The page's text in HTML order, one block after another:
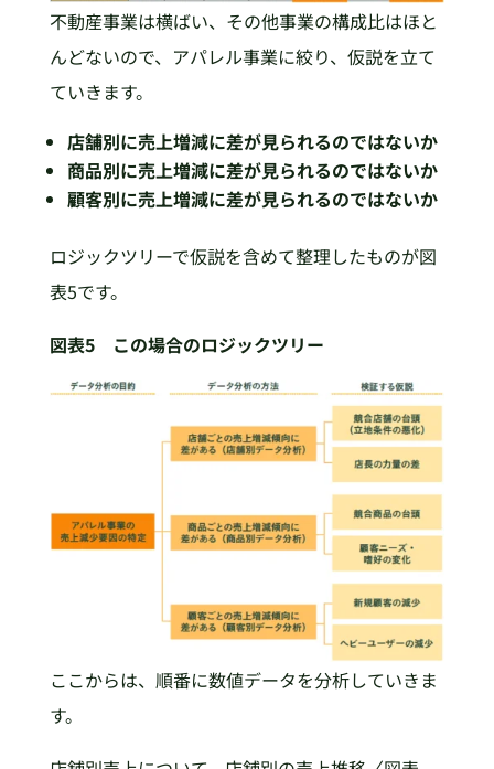
不動産事業は横ばい、その他事業の構成比はほと
んどないので、アパレル事業に絞り、仮説を立て
ていきます。
店舗別に売上増減に差が見られるのではないか
商品別に売上増減に差が見られるのではないか
顧客別に売上増減に差が見られるのではないか
ロジックツリーで仮説を含めて整理したものが図
表5です。
図表5 この場合のロジックツリー
ここからは、順番に数値データを分析していきま
す。